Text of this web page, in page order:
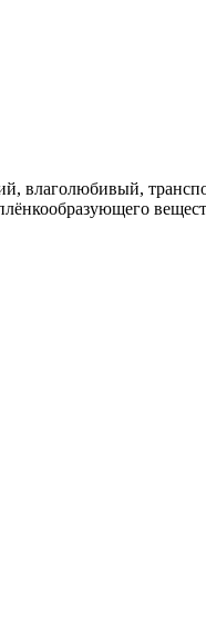
влаголюбивый,